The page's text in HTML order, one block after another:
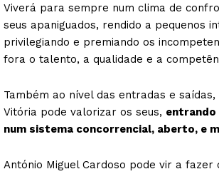
Viverá para sempre num clima de
seus apaniguados, rendido a pequenos
privilegiando e premiando os
fora o talento, a qualidade e a
Também ao nível das entradas e saídas,
Vitória pode valorizar os seus,
num sistema concorrencial, aberto, e
António Miguel Cardoso pode vir a fazer